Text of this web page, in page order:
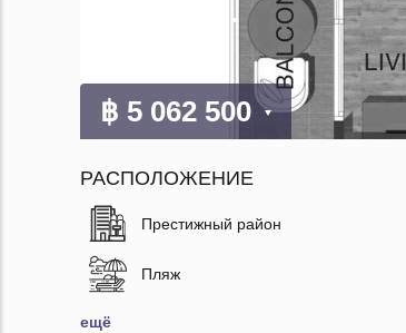
฿ 5 062 500
РАСПОЛОЖЕНИЕ
Престижный район
Пляж
ещё